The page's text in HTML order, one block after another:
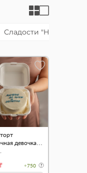
Сладости "Happy cake"
девочка"
+750